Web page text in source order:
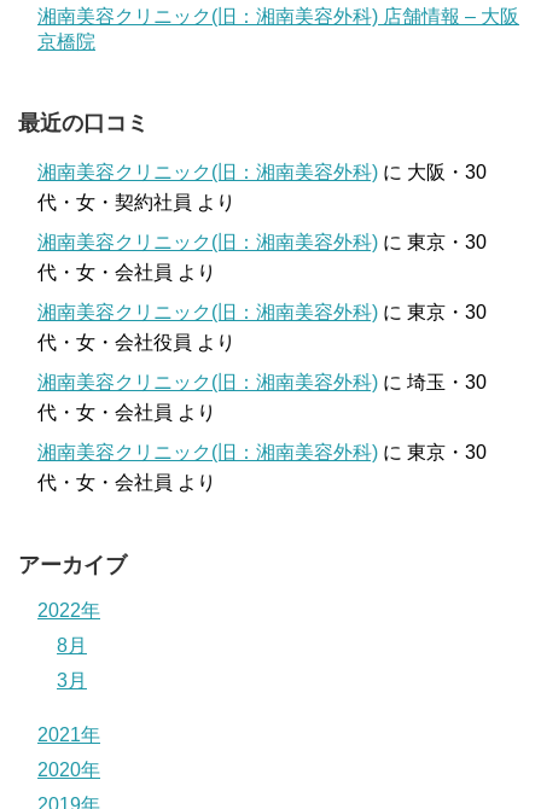
湘南美容クリニック(旧：湘南美容外科) 店舗情報 – 大阪
京橋院
最近の口コミ
湘南美容クリニック(旧：湘南美容外科) に 大阪・30
代・女・契約社員 より
湘南美容クリニック(旧：湘南美容外科) に 東京・30
代・女・会社員 より
湘南美容クリニック(旧：湘南美容外科) に 東京・30
代・女・会社役員 より
湘南美容クリニック(旧：湘南美容外科) に 埼玉・30
代・女・会社員 より
湘南美容クリニック(旧：湘南美容外科) に 東京・30
代・女・会社員 より
アーカイブ
2022年
8月
3月
2021年
2020年
2019年